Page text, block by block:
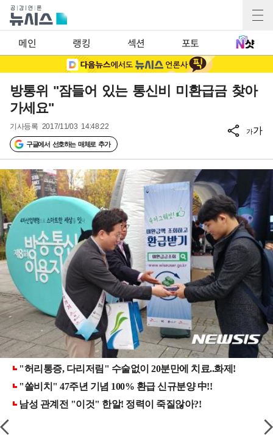
메인 랭킹 섹션 포토
방통위 "잠들어 있는 통신비 미환급금 찾아
가세요"
기사등록 2017/11/03 14:48:22
구글에서 선호하는 매체로 추가
가가